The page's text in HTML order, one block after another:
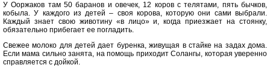
У Ооржаков там 50 баранов и овечек, 12 коров с телятами, пять бычков,
кобыла. У каждого из детей – своя корова, которую они сами выбрали.
Каждый знает свою животину «в лицо» и, когда приезжает на стоянку,
обязательно прибегает ее погладить.
Свежее молоко для детей дает буренка, живущая в стайке на задах дома.
Если мама сильно занята, на помощь приходит Солангы, которая уверенно
справляется с дойкой.